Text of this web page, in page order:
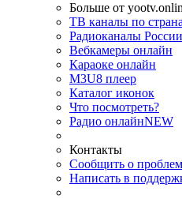
Больше от
ТВ каналы по
Радиоканалы России
Вебкамеры онлайн
Караоке онлайн
M3U8 плеер
Каталог иконок
Что посмотреть?
Радио онлайнNEW
Контакты
Сообщить о
Написать в